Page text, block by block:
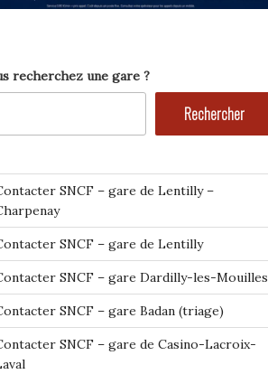
recherchez une gare ?
Rechercher
SNCF – gare de Lentilly –
SNCF – gare de Lentilly
SNCF – gare Dardilly-les-Mouilles
SNCF – gare Badan (triage)
SNCF – gare de Casino-Lacroix-